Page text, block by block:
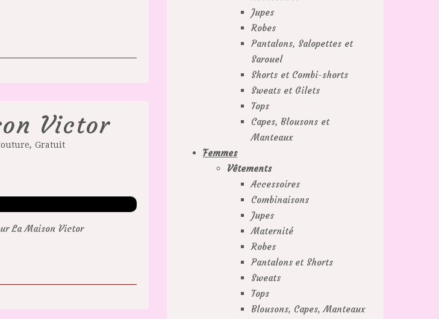
Victor
, Gratuit
La Maison Victor
Jupes
Robes
Pantalons, Salopettes et
Sarouel
Shorts et Combi-shorts
Sweats et Gilets
Tops
Capes, Blousons et
Manteaux
Femmes
Vêtements
Accessoires
Combinaisons
Jupes
Maternité
Robes
Pantalons et Shorts
Sweats
Tops
Blousons, Capes, Manteaux